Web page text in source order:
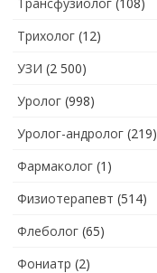
Трихолог (12)
УЗИ (2 500)
Уролог (998)
Уролог-андролог (219)
Фармаколог (1)
Физиотерапевт (514)
Флеболог (65)
Фониатр (2)